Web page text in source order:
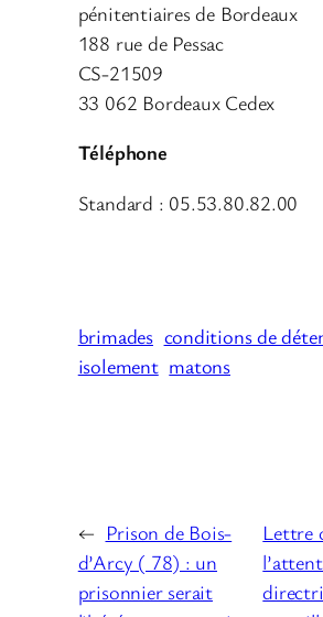
pénitentiaires de Bordeaux
188 rue de Pessac
CS-21509
33 062 Bordeaux Cedex
Téléphone
Standard : 05.53.80.82.00
brimades conditions de
isolement matons
← Prison de Bois-
d’Arcy ( 78) : un
prisonnier serait
Lettre